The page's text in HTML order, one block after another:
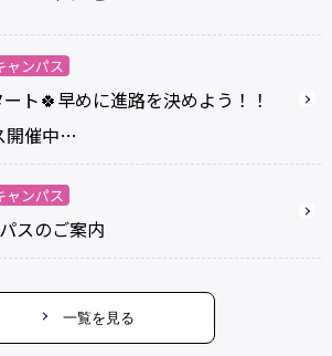
ャンパス
ト🍀早めに進路を決めよう！！
開催中…
ャンパス
スのご案内
一覧を見る